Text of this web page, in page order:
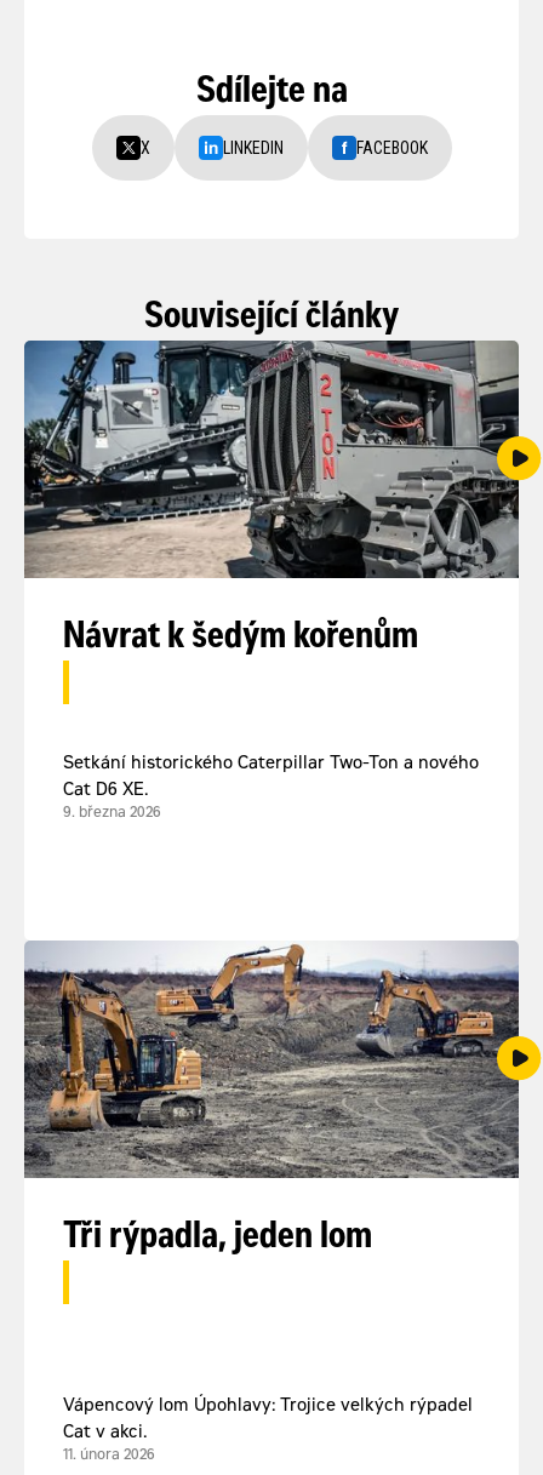
Sdílejte na
X LINKEDIN FACEBOOK
Související články
Návrat k šedým kořenům
Setkání historického Caterpillar Two-Ton a nového
Cat D6 XE.
9. března 2026
Tři rýpadla, jeden lom
Vápencový lom Úpohlavy: Trojice velkých rýpadel
Cat v akci.
11. února 2026